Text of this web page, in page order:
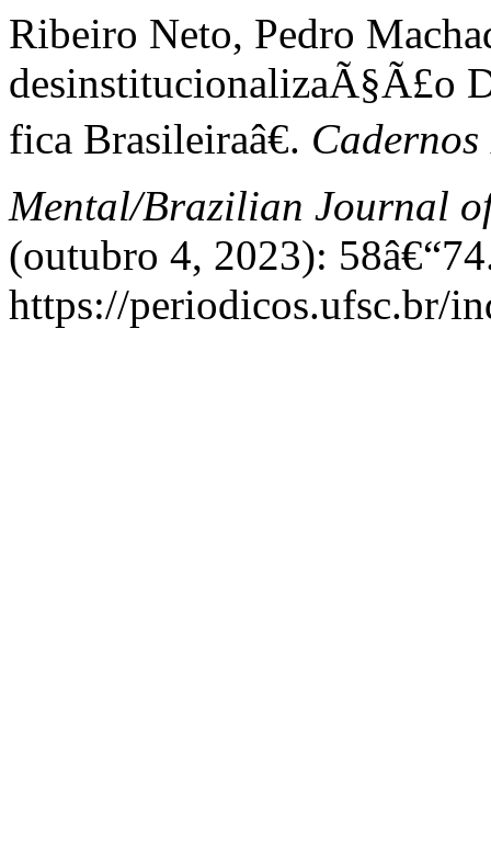
Ribeiro Neto, Pedro
desinstitucionalizaÃ§Ã£o
fica Brasileiraâ€. Cadernos
Mental/Brazilian Journal
(outubro 4, 2023):
https://periodicos.ufsc.br/